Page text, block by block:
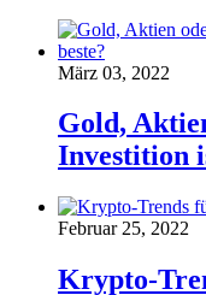
März 03, 2022
Gold,
Investition
Februar 25, 2022
Krypto-